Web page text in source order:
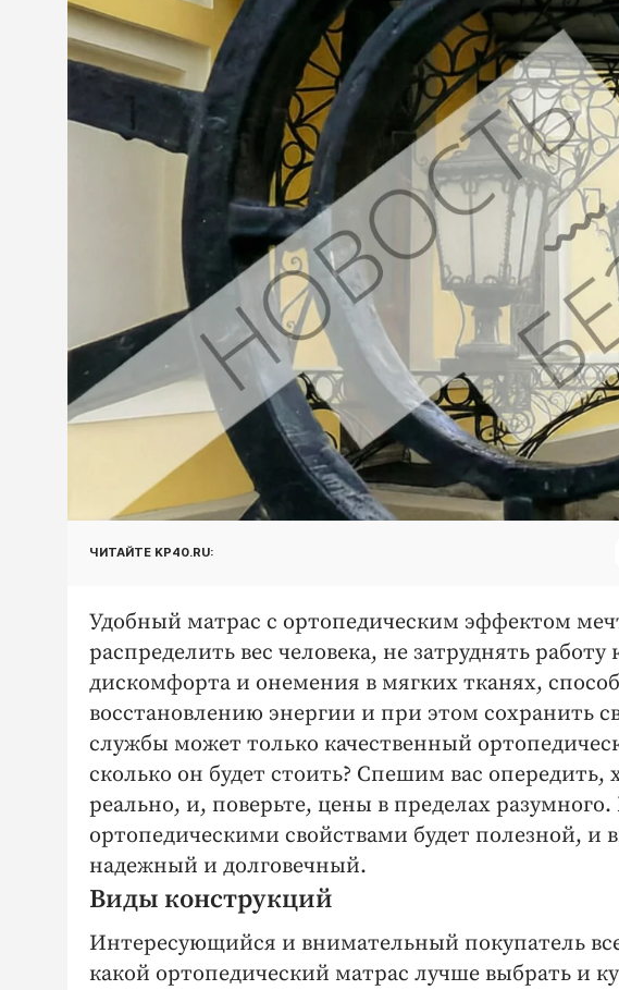
ЧИТАЙТЕ KP40.RU:
Удобный матрас с ортопедическим эффектом
распределить вес человека, не затруднять
дискомфорта и онемения в мягких тканях,
восстановлению энергии и при этом сохранить
службы может только качественный
сколько он будет стоить? Спешим вас
реально, и, поверьте, цены в пределах
ортопедическими свойствами будет полезной, и
надежный и долговечный.
Виды конструкций
Интересующийся и внимательный покупатель
какой ортопедический матрас лучше выбрать и